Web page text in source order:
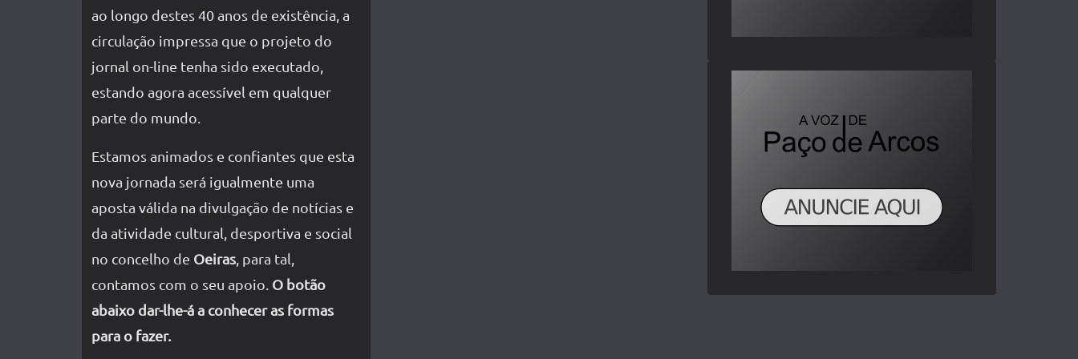
ao longo destes 40 anos de existência, a
circulação impressa que o projeto do
jornal on-line tenha sido executado,
estando agora acessível em qualquer
parte do mundo.
Estamos animados e confiantes que esta
nova jornada será igualmente uma
aposta válida na divulgação de notícias e
da atividade cultural, desportiva e social
no concelho de Oeiras , para tal,
contamos com o seu apoio. O botão
abaixo dar-lhe-á a conhecer as formas
para o fazer.